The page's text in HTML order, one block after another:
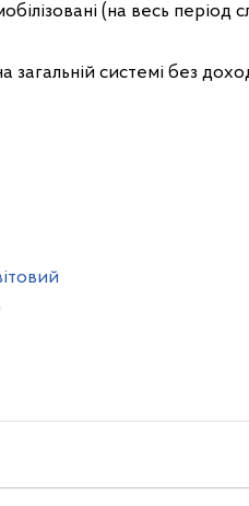
(на весь
загальній системі без